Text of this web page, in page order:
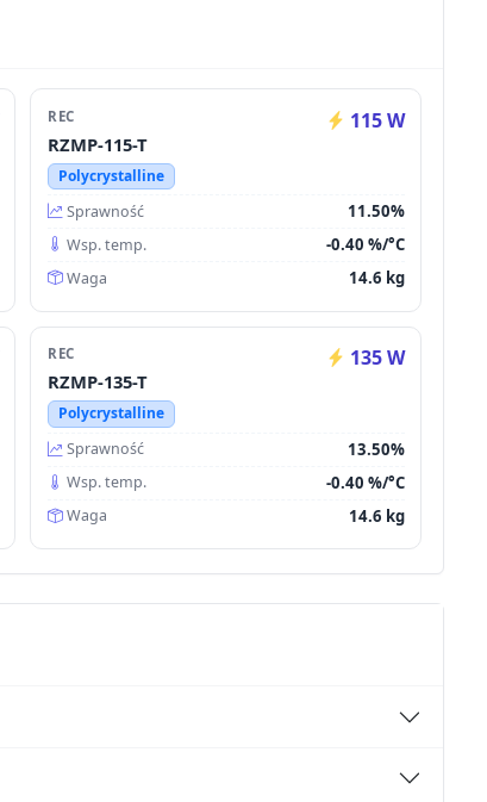
REC 115 W
RZMP-115-T
Polycrystalline
Sprawność
11.50%
Wsp. temp. -0.40 %/°C
Waga 14.6 kg
REC 135 W
RZMP-135-T
Polycrystalline
Sprawność
13.50%
Wsp. temp. -0.40 %/°C
Waga 14.6 kg